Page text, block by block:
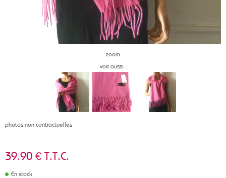
zoom
voir aussi :
photos non contractuelles
39.90 € T.T.C.
En stock